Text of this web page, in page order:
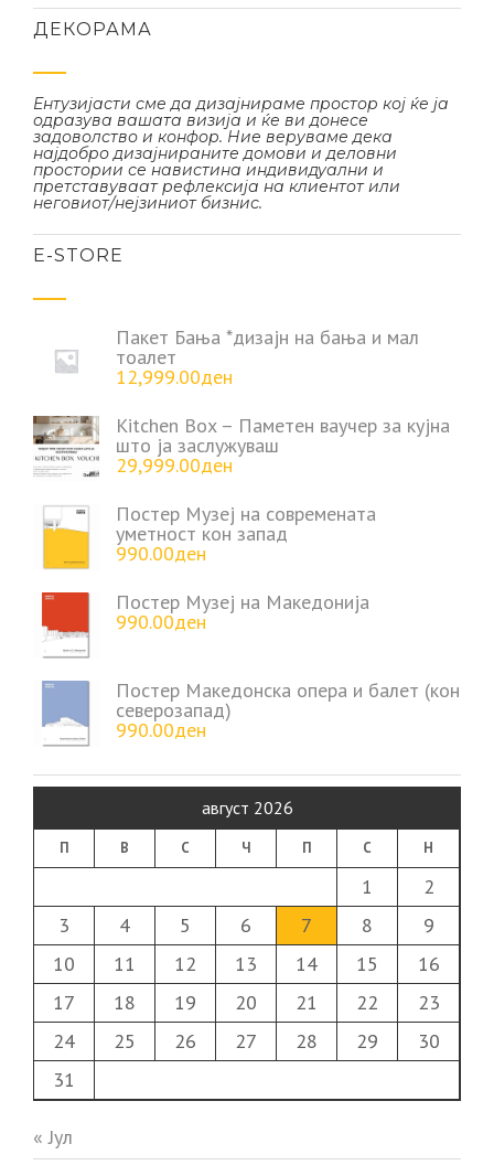
ДЕКОРАМА
Ентузијасти сме да дизајнираме простор кој ќе ја
одразува вашата визија и ќе ви донесе
задоволство и конфор. Ние веруваме дека
најдобро дизајнираните домови и деловни
простории се навистина индивидуални и
претставуваат рефлексија на клиентот или
неговиот/нејзиниот бизнис.
Е-STORE
Пакет Бања *дизајн на бања и мал
тоалет
12,999.00ден
Kitchen Box – Паметен ваучер за кујна
што ја заслужуваш
29,999.00ден
Постер Музеј на современата
уметност кон запад
990.00ден
Постер Музеј на Македонија
990.00ден
Постер Македонска опера и балет (кон
северозапад)
990.00ден
август 2026
П В С Ч П С Н
1
2
3
4 5 6 7 8
9
10
11 12 13 14 15
16
17
18 19 20 21 22
23
24
25 26 27 28 29
30
31
« Јул